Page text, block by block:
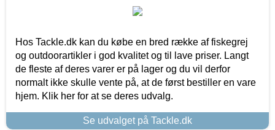
Hos Tackle.dk kan du købe en bred række af fiskegrej
og outdoorartikler i god kvalitet og til lave priser. Langt
de fleste af deres varer er på lager og du vil derfor
normalt ikke skulle vente på, at de først bestiller en vare
hjem. Klik her for at se deres udvalg.
Se udvalget på Tackle.dk